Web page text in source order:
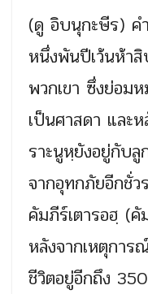
(ดู อิบนุกะษีร) ค
หนึ่งพันปีเว้นห้า
พวกเขา ซึ่งย่อม
เป็นศาสดา และ
ราะนูหฺยังอยู่กับลู
จากอุทกภัยอีกชั่ว
คัมภีร์เตารอฮฺ (
หลังจากเหตุกา
ชีวิตอยู่อีกถึง